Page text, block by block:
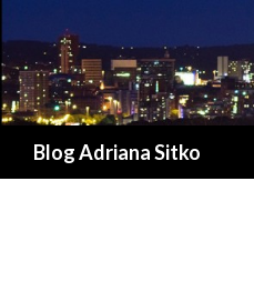
Blog Adriana Sitko